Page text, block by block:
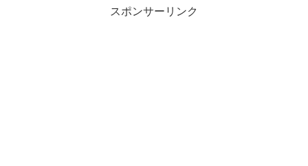
スポンサーリンク